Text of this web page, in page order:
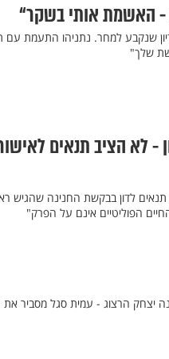
- האשמת אותי בשקר“
את הדיון שנקבע למחר. נתניהו התעמת
שלך"
- לא הציב תנאים
לדון בבקשת החנינה שהגיש
הפוליטיים אינם על הפרק"
יצחק הרצוג - עמית סגל מסביר את